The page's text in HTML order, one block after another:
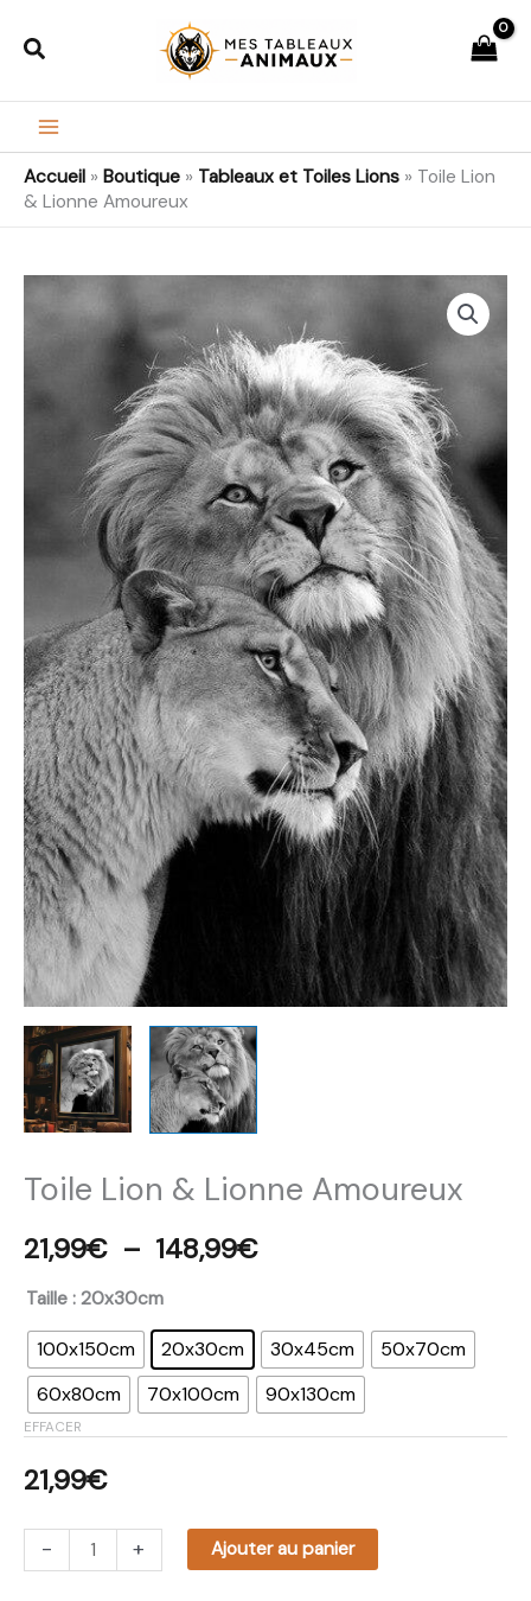
Rechercher
Accueil » Boutique » Tableaux et Toiles Lions » Toile Lion
& Lionne Amoureux
Toile Lion & Lionne Amoureux
21,99€ – 148,99€
Plage
de
prix :
21,99€
à
148,99€
Taille : 20x30cm
100x150cm 20x30cm 30x45cm
50x70cm
60x80cm
70x100cm 90x130cm
EFFACER
21,99€
-
quantité
Lion
Amoureux
+ Ajouter au panier